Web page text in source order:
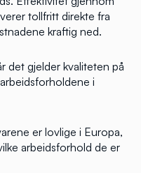
tollfritt direkte fra
kraftig ned.
det gjelder kvaliteten på
i
er lovlige i Europa,
arbeidsforhold de er